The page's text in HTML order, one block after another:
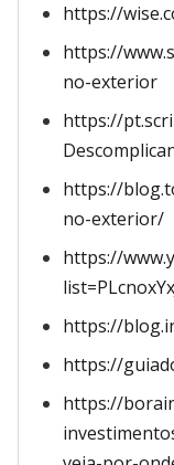
https://
https://
no-exterior
https://
https://
no-exterior/
https://
https://
https://
https://